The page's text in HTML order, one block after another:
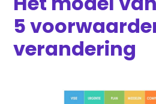
5
verandering